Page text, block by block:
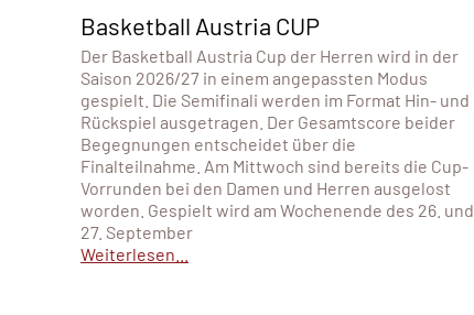
Basketball Austria CUP
Der Basketball Austria Cup der Herren wird in der
Saison 2026/27 in einem angepassten Modus
gespielt. Die Semifinali werden im Format Hin- und
Rückspiel ausgetragen. Der Gesamtscore beider
Begegnungen entscheidet über die
Finalteilnahme. Am Mittwoch sind bereits die Cup-
Vorrunden bei den Damen und Herren ausgelost
worden. Gespielt wird am Wochenende des 26. und
27. September
Weiterlesen...